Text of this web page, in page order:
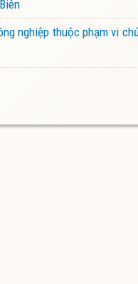
nghiệp thuộc phạm vi